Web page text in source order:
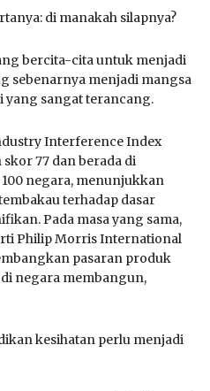
di manakah silapnya?
bercita-cita untuk menjadi
sebenarnya menjadi mangsa
yang sangat terancang.
Interference Index
77 dan berada di
negara, menunjukkan
terhadap dasar
Pada masa yang sama,
Philip Morris International
pasaran produk
negara membangun,
kesihatan perlu menjadi